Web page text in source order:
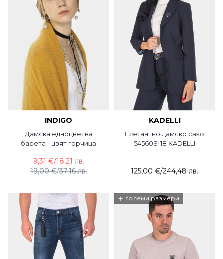
INDIGO
Дамска едноцветна
барета - цвят горчица
19,00 €/37,16 лв.
9,31 €/18,21 лв.
KADELLI
Елегантно дамско сако
54560S-18 KADELLI
125,00 €/244,48 лв.
+ големи размери